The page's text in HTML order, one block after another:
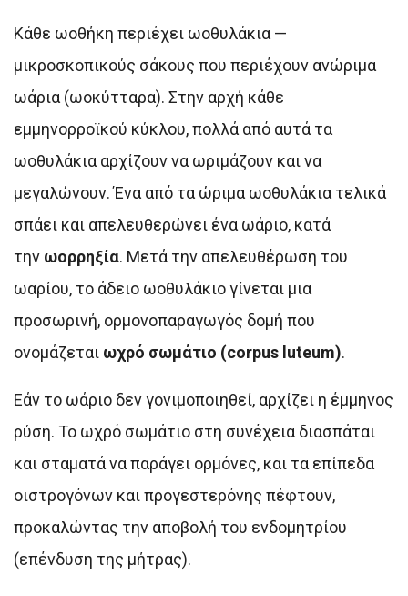
Κάθε ωοθήκη περιέχει ωοθυλάκια —
μικροσκοπικούς σάκους που περιέχουν ανώριμα
ωάρια (ωοκύτταρα). Στην αρχή κάθε
εμμηνορροϊκού κύκλου, πολλά από αυτά τα
ωοθυλάκια αρχίζουν να ωριμάζουν και να
μεγαλώνουν. Ένα από τα ώριμα ωοθυλάκια τελικά
σπάει και απελευθερώνει ένα ωάριο, κατά
την ωορρηξία. Μετά την απελευθέρωση του
ωαρίου, το άδειο ωοθυλάκιο γίνεται μια
προσωρινή, ορμονοπαραγωγός δομή που
ονομάζεται ωχρό σωμάτιο (corpus luteum).
Εάν το ωάριο δεν γονιμοποιηθεί, αρχίζει η έμμηνος
ρύση. Το ωχρό σωμάτιο στη συνέχεια διασπάται
και σταματά να παράγει ορμόνες, και τα επίπεδα
οιστρογόνων και προγεστερόνης πέφτουν,
προκαλώντας την αποβολή του ενδομητρίου
(επένδυση της μήτρας).